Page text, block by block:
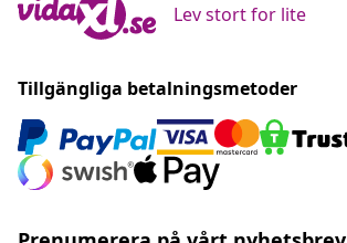
Lev stort for lite
Tillgängliga betalningsmetoder